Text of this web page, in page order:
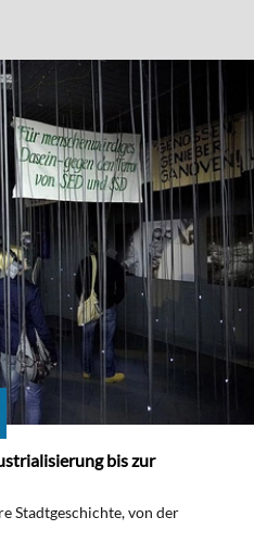
bis zur
Stadtgeschichte, von der